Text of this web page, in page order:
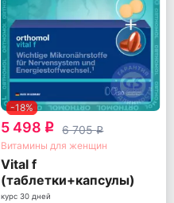
-18%
5 498 q 6 705q
Витамины для женщин
Vital f
(таблетки+капсулы)
курс 30 дней